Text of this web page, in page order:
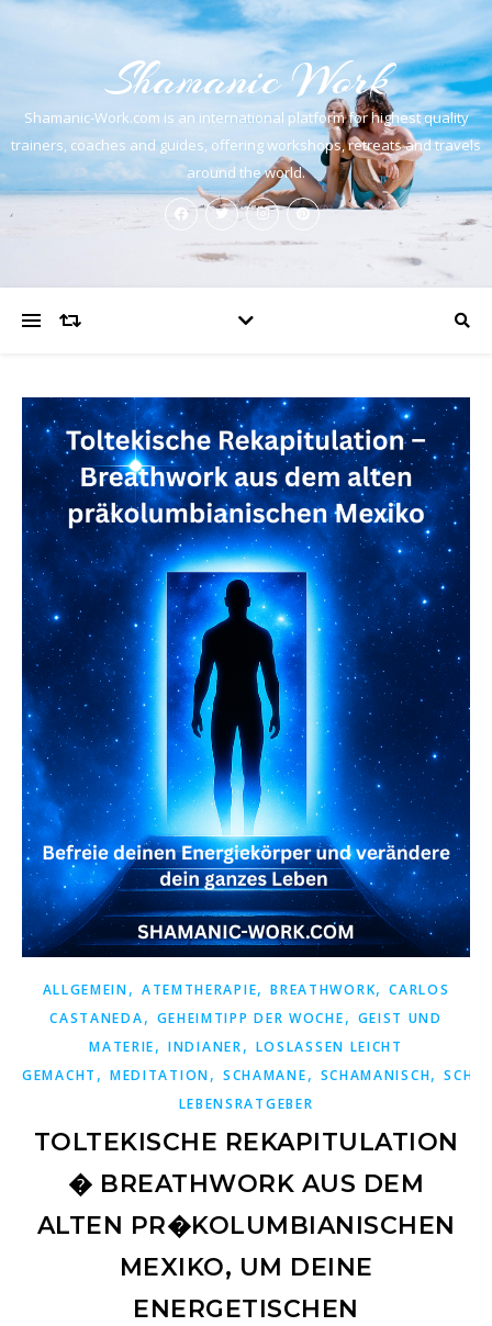
Shamanic Work
Shamanic-Work.com is an international platform for highest quality
trainers, coaches and guides, offering workshops, retreats and travels
around the world.
ALLGEMEIN, ATEMTHERAPIE,BREATHWORK,CARLOS
CASTANEDA, GEHEIMTIPP DER WOCHE, GEIST UND
MATERIE,INDIANER, LOSLASSEN LEICHT
GEMACHT , MEDITATION, SCHAMANE, SCHAMANISCH,
LEBENSRATGEBER
TOLTEKISCHE REKAPITULATION
� BREATHWORK AUS DEM
ALTEN PR�KOLUMBIANISCHEN
MEXIKO, UM DEINE
ENERGETISCHEN